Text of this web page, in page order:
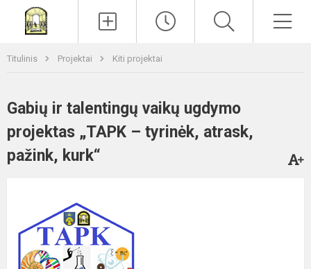
Titulinis Projektai Kiti projektai
Gabių ir talentingų vaikų ugdymo
projektas „TAPK – tyrinėk, atrask,
pažink, kurk“